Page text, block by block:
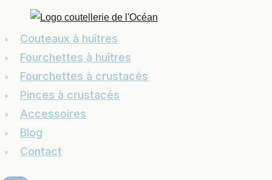
Couteaux à huîtres
Fourchettes à huîtres
Fourchettes à crustacés
Pinces à crustacés
Accessoires
Blog
Contact